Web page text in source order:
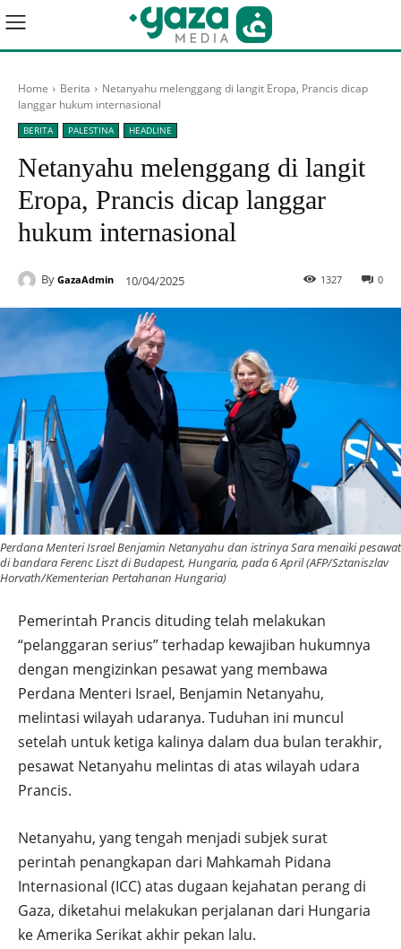
Home Berita
Netanyahu melenggang di langit Eropa, Prancis dicap
langgar hukum internasional
BERITA PALESTINA HEADLINE
Netanyahu melenggang di langit
Eropa, Prancis dicap langgar
hukum internasional
By GazaAdmin 10/04/2025 0
1327
Perdana Menteri Israel Benjamin Netanyahu dan istrinya Sara menaiki pesawat
di bandara Ferenc Liszt di Budapest, Hungaria, pada 6 April (AFP/Sztaniszlav
Horvath/Kementerian Pertahanan Hungaria)
Pemerintah Prancis dituding telah melakukan
“pelanggaran serius” terhadap kewajiban hukumnya
dengan mengizinkan pesawat yang membawa
Perdana Menteri Israel, Benjamin Netanyahu,
melintasi wilayah udaranya. Tuduhan ini muncul
setelah untuk ketiga kalinya dalam dua bulan terakhir,
pesawat Netanyahu melintas di atas wilayah udara
Prancis.
Netanyahu, yang tengah menjadi subjek surat
perintah penangkapan dari Mahkamah Pidana
Internasional (ICC) atas dugaan kejahatan perang di
Gaza, diketahui melakukan perjalanan dari Hungaria
ke Amerika Serikat akhir pekan lalu.